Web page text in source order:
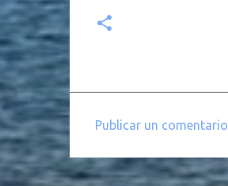
o
Publicar un comentario